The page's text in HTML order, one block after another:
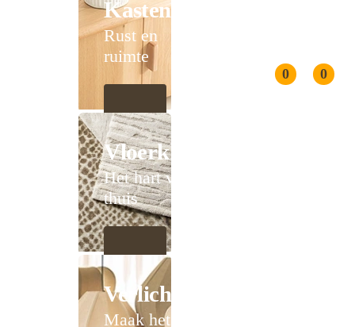
0 0
Kasten
Rust en
ruimte
Vloerkleden
Het hart van
thuis
Verlichting
Maak het